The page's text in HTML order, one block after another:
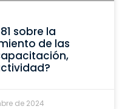
sobre la
de las
de 2024